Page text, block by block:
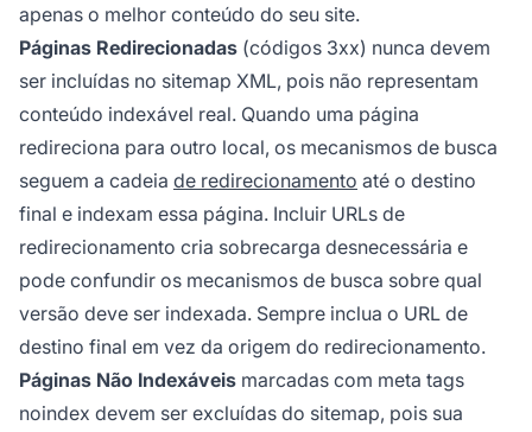
apenas o melhor conteúdo do seu site.
Páginas Redirecionadas (códigos 3xx) nunca devem
ser incluídas no sitemap XML, pois não representam
conteúdo indexável real. Quando uma página
redireciona para outro local, os mecanismos de busca
seguem a cadeia de redirecionamento até o destino
final e indexam essa página. Incluir URLs de
redirecionamento cria sobrecarga desnecessária e
pode confundir os mecanismos de busca sobre qual
versão deve ser indexada. Sempre inclua o URL de
destino final em vez da origem do redirecionamento.
Páginas Não Indexáveis marcadas com meta tags
noindex devem ser excluídas do sitemap, pois sua